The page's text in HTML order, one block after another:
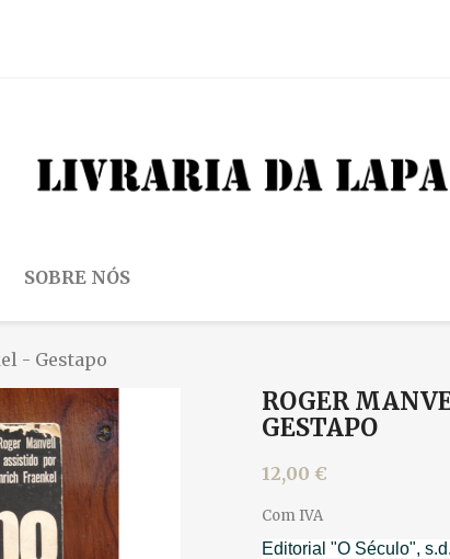
SOBRE NÓS
- Gestapo
ROGER
GESTAPO
12,00 €
Com IVA
Editorial "O Século",